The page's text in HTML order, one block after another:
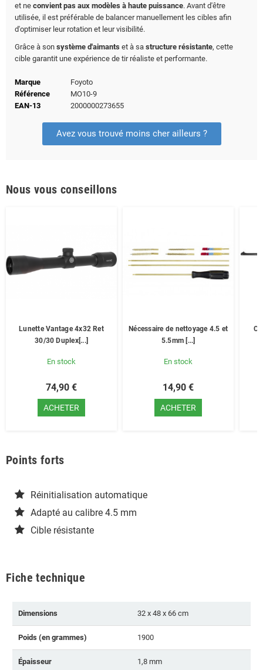
et ne convient pas aux modèles à haute puissance. Avant d'être
utilisée, il est préférable de balancer manuellement les cibles afin
d'optimiser leur rotation et leur visibilité.
Grâce à son système d'aimants et à sa structure résistante, cette
cible garantit une expérience de tir réaliste et performante.
Marque
Foyoto
Référence
MO10-9
EAN-13
2000000273655
Avez vous trouvé moins cher ailleurs ?
Nous vous conseillons
Lunette Vantage 4x32 Ret
30/30 Duplex[...]
En stock
74,90 €
ACHETER
Nécessaire de nettoyage 4.5 et
5.5mm [...]
En stock
14,90 €
ACHETER
Points forts
Réinitialisation automatique
Adapté au calibre 4.5 mm
Cible résistante
Fiche technique
Dimensions 32 x 48 x 66 cm
Poids (en grammes) 1900
Épaisseur 1,8 mm